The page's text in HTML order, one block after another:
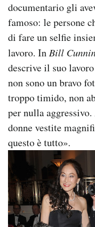
documentario gli
famoso: le persone
di fare un selfie
lavoro. In Bill
descrive il suo
non sono un bravo
troppo timido, non
per nulla
donne vestite
questo è tutto».